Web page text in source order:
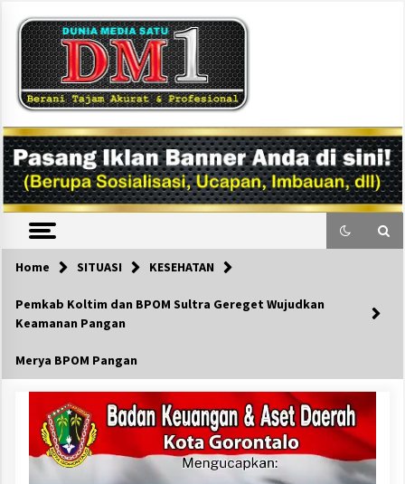
content
DM1
Home SITUASI KESEHATAN
Pemkab Koltim dan BPOM Sultra Gereget Wujudkan
Keamanan Pangan
Merya BPOM Pangan